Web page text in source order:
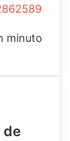
minuto
de